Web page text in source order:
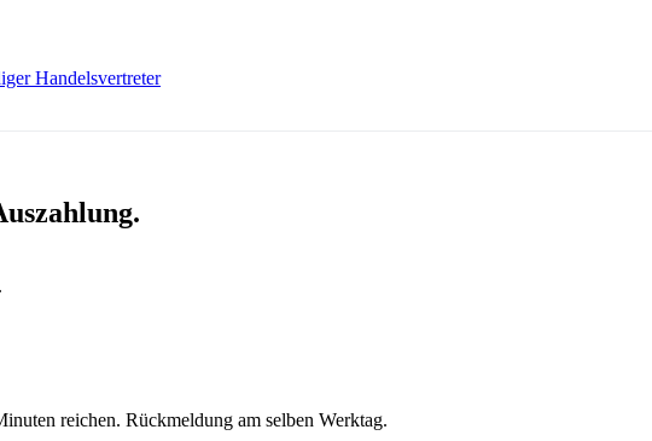
Handelsvertreter
reichen. Rückmeldung am selben Werktag.